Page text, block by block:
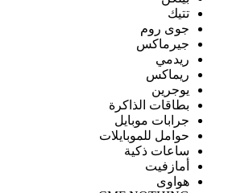
تتيك
جوى روم
جيرماكس
ريدمي
ريماكس
يوجرين
بطاقات الذاكرة
جرابات موبايل
حوامل للموبايلات
ساعات ذكية
أمازفيت
هواوى